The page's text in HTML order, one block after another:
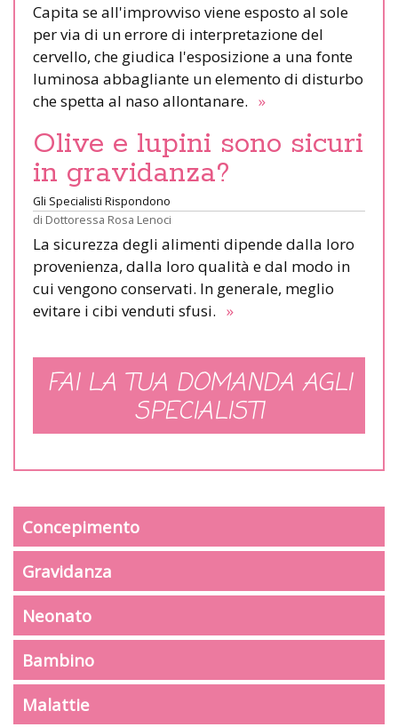
Capita se all'improvviso viene esposto al sole
per via di un errore di interpretazione del
cervello, che giudica l'esposizione a una fonte
luminosa abbagliante un elemento di disturbo
che spetta al naso allontanare. »
Olive e lupini sono sicuri
in gravidanza?
Gli Specialisti Rispondono
di Dottoressa Rosa Lenoci
La sicurezza degli alimenti dipende dalla loro
provenienza, dalla loro qualità e dal modo in
cui vengono conservati. In generale, meglio
evitare i cibi venduti sfusi. »
FAI LA TUA DOMANDA AGLI
SPECIALISTI
Concepimento
Gravidanza
Neonato
Bambino
Malattie